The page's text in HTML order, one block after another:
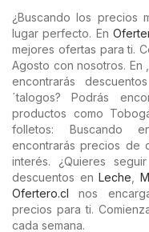
¿Buscando los precios
lugar perfecto. En
mejores ofertas para ti.
Agosto con nosotros. En
encontrarás
´talogos? Podrás
productos como
folletos: Buscando
encontrarás precios de
interés. ¿Quieres
descuentos en Leche
Ofertero.cl nos
precios para ti.
cada semana.